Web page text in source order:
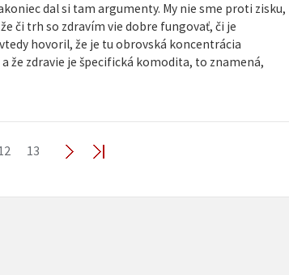
dal si tam argumenty. My nie sme proti zisku,
či trh so zdravím vie dobre fungovať, či je
hovoril, že je tu obrovská koncentrácia
že zdravie je špecifická komodita, to znamená,
13